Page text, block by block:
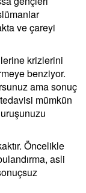
ve çareyi
krizlerini
benziyor.
ama sonuç
mümkün
Öncelikle
asli